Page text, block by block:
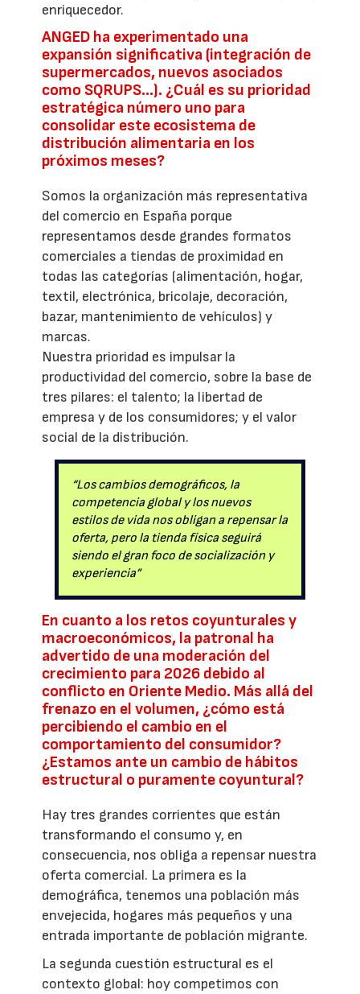
enriquecedor.
ANGED ha experimentado una
expansión significativa (integración de
supermercados, nuevos asociados
como SQRUPS...). ¿Cuál es su prioridad
estratégica número uno para
consolidar este ecosistema de
distribución alimentaria en los
próximos meses?
Somos la organización más representativa
del comercio en España porque
representamos desde grandes formatos
comerciales a tiendas de proximidad en
todas las categorías (alimentación, hogar,
textil, electrónica, bricolaje, decoración,
bazar, mantenimiento de vehículos) y
marcas.
Nuestra prioridad es impulsar la
productividad del comercio, sobre la base de
tres pilares: el talento; la libertad de
empresa y de los consumidores; y el valor
social de la distribución.
“Los cambios demográficos, la
competencia global y los nuevos
estilos de vida nos obligan a repensar la
oferta, pero la tienda física seguirá
siendo el gran foco de socialización y
experiencia”
En cuanto a los retos coyunturales y
macroeconómicos, la patronal ha
advertido de una moderación del
crecimiento para 2026 debido al
conflicto en Oriente Medio. Más allá del
frenazo en el volumen, ¿cómo está
percibiendo el cambio en el
comportamiento del consumidor?
¿Estamos ante un cambio de hábitos
estructural o puramente coyuntural?
Hay tres grandes corrientes que están
transformando el consumo y, en
consecuencia, nos obliga a repensar nuestra
oferta comercial. La primera es la
demográfica, tenemos una población más
envejecida, hogares más pequeños y una
entrada importante de población migrante.
La segunda cuestión estructural es el
contexto global: hoy competimos con